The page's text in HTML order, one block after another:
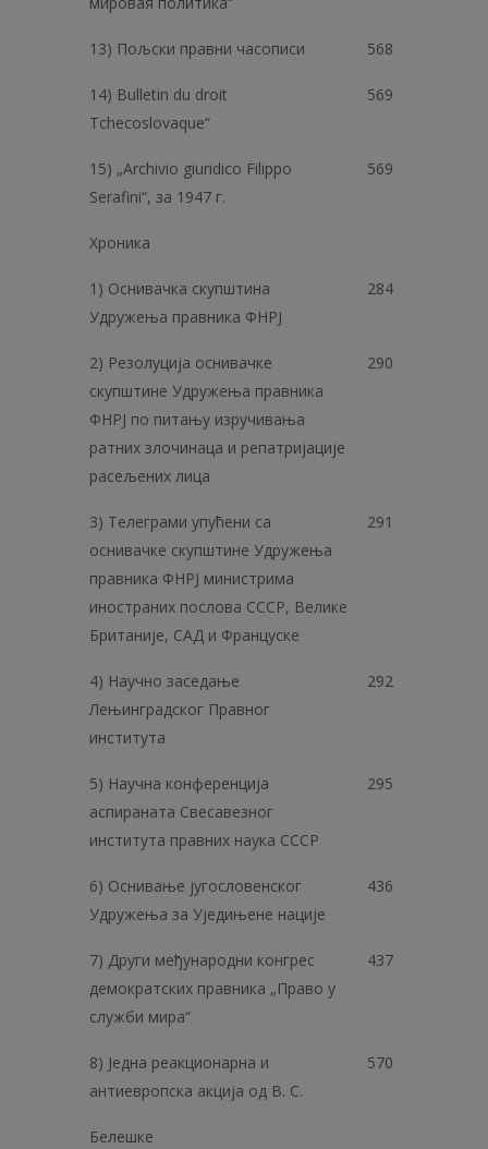
13) Пољски правни часописи 568
14) Bulletin du droit
Tchecoslovaque“
569
15) „Archivio giuridico Filippo
Serafini“, за 1947 г.
569
Хроника
1) Оснивачка скупштина
Удружења правника ФНРЈ
284
2) Резолуција оснивачке
скупштине Удружења правника
ФНРЈ по питању изручивања
ратних злочинаца и репатријације
расељених лица
290
3) Телеграми упућени са
оснивачке скупштине Удружења
правника ФНРЈ министрима
иностраних послова СССР, Велике
Британије, САД и Француске
291
4) Научно заседање
Лењинградског Правног
института
292
5) Научна конференција
аспираната Свесавезног
института правних наука СССР
295
6) Оснивање југословенског
Удружења за Уједињене нације
436
7) Други међународни конгрес
демократских правника „Право у
служби мира“
437
8) Једна реакционарна и
антиевропска акција од В. С.
570
Белешке